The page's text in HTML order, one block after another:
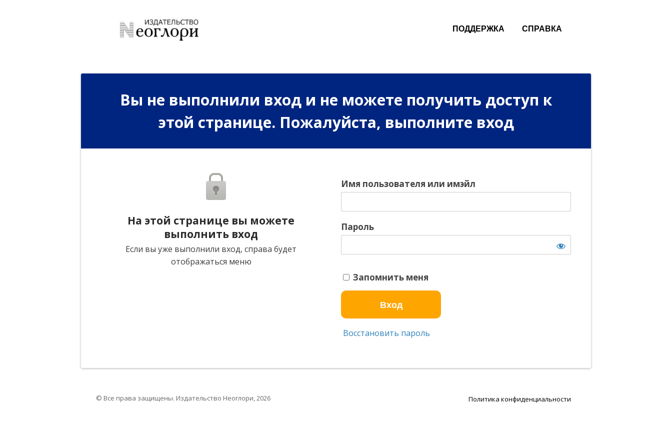
ПОДДЕРЖКА СПРАВКА
Вы не выполнили вход и не можете получить доступ к
этой странице. Пожалуйста, выполните вход
На этой странице вы можете
выполнить вход
Если вы уже выполнили вход, справа будет
отображаться меню
Имя пользователя или имэйл
Пароль
Запомнить меня
Восстановить пароль
Политика конфиденциальности
© Все права защищены. Издательство Неоглори, 2026